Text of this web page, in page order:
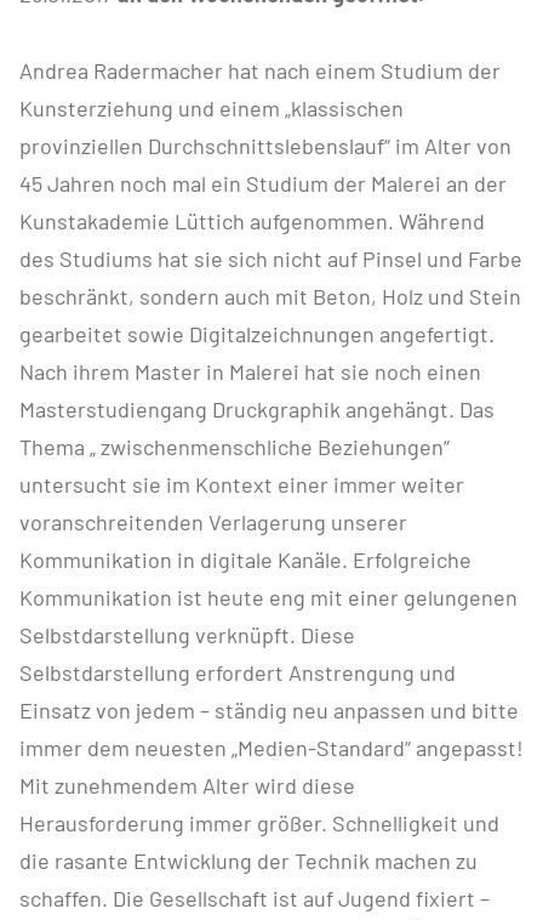
Andrea Radermacher hat nach einem Studium der
Kunsterziehung und einem „klassischen
provinziellen Durchschnittslebenslauf“ im Alter von
45 Jahren noch mal ein Studium der Malerei an der
Kunstakademie Lüttich aufgenommen. Während
des Studiums hat sie sich nicht auf Pinsel und Farbe
beschränkt, sondern auch mit Beton, Holz und Stein
gearbeitet sowie Digitalzeichnungen angefertigt.
Nach ihrem Master in Malerei hat sie noch einen
Masterstudiengang Druckgraphik angehängt. Das
Thema „ zwischenmenschliche Beziehungen“
untersucht sie im Kontext einer immer weiter
voranschreitenden Verlagerung unserer
Kommunikation in digitale Kanäle. Erfolgreiche
Kommunikation ist heute eng mit einer gelungenen
Selbstdarstellung verknüpft. Diese
Selbstdarstellung erfordert Anstrengung und
Einsatz von jedem – ständig neu anpassen und bitte
immer dem neuesten „Medien-Standard“ angepasst!
Mit zunehmendem Alter wird diese
Herausforderung immer größer. Schnelligkeit und
die rasante Entwicklung der Technik machen zu
schaffen. Die Gesellschaft ist auf Jugend fixiert –